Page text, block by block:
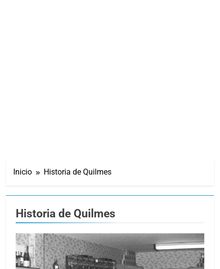
Inicio Historia de Quilmes
Historia de Quilmes